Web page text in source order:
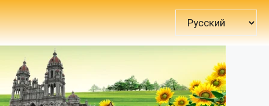
Выбрать
язык